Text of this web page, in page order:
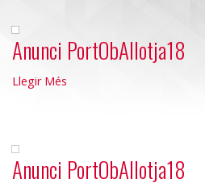
Anunci PortObAllotja18
Anunci
Llegir Més
Anunci PortObAllotja18